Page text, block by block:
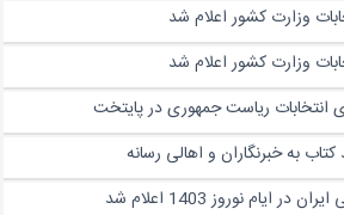
به خبرنگاران و اهالی رسانه
نوروز 1403 اعلام شد